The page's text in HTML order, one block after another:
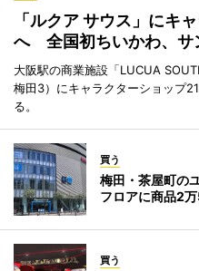
「ルクア サウス」にキ
へ 全国初ちいかわ、サ
大阪駅の商業施設「LUCUA
梅田3）にキャラクターショップ
る。
買う
梅田・茶屋町の
フロアに商品2
買う